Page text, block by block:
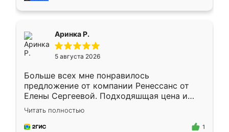
Аринка Р.
5 августа 2026
Больше всех мне понравилось
предложение от компании Ренессанс от
Елены Сергеевой. Подходяшщая цена и
короткие сроки изготовления. Приехавший
для замера сотрудник Владислав
предложил по моему эскизу самый
Читать полностью
1